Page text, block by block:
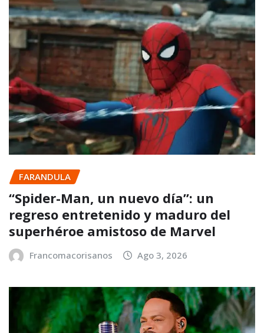
FARANDULA
“Spider-Man, un nuevo día”: un
regreso entretenido y maduro del
superhéroe amistoso de Marvel
Francomacorisanos Ago 3, 2026